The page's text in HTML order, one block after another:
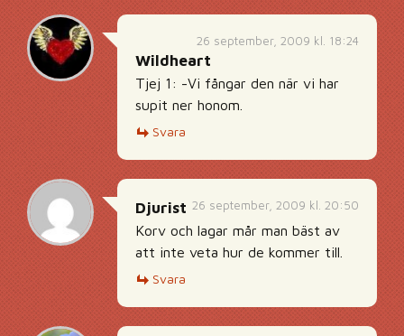
26 september, 2009 kl. 18:24
Wildheart
Tjej 1: -Vi fångar den när vi har
supit ner honom.
Svara
26 september, 2009 kl. 20:50
Djurist
Korv och lagar mår man bäst av
att inte veta hur de kommer till.
Svara